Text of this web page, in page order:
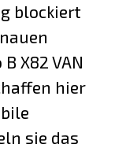
blockiert
X82 VAN
hier
sie das